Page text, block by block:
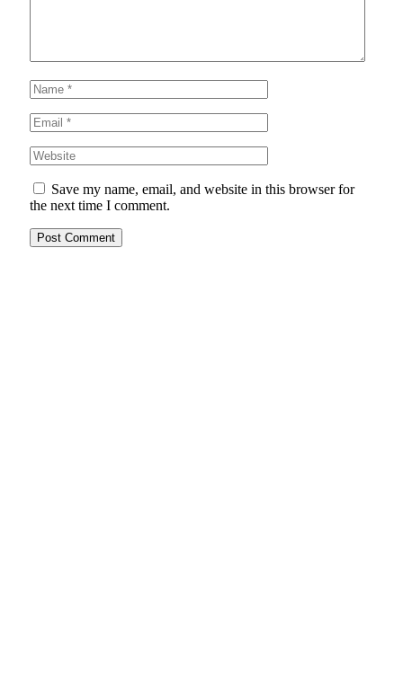
Save my name, email, and website in this browser for
the next time I comment.